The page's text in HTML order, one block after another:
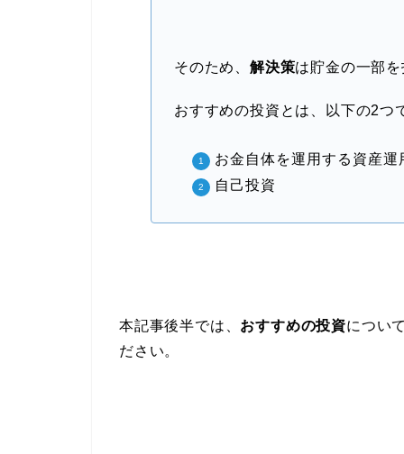
そのため、 解決策は貯金の一部
おすすめの投資とは、以下の2つ
お金自体を運用する資産運
自己投資
本記事後半では、 おすすめの投資につい
ださい。